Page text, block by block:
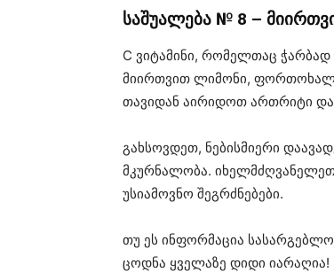
საშუალება № 8 –
C ვიტამინი, რომელთაც ჭარბად
მიირთვით ლიმონი,
თავიდან აირიდოთ ართრიტი და
გახსოვდეთ, ნებისმიერი
მკურნალობა.
უსიამოვნო შეგრძნებები.
თუ ეს ინფორმაცია
ცოდნა ყველაზე დიდი იარაღია!